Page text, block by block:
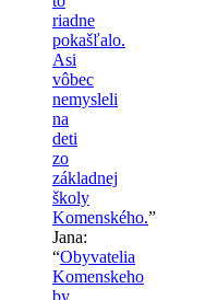
riadne
pokašľalo.
Asi
vôbec
nemysleli
na
deti
zo
základnej
školy
Komenského.”
Jana:
“Obyvatelia
Komenskeho
by